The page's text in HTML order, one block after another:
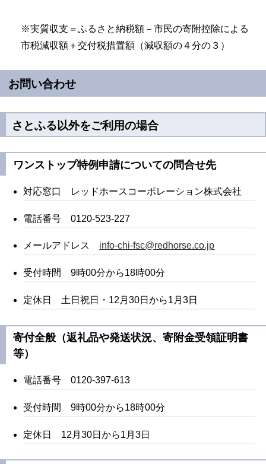
※実質収支＝ふるさと納税額－市民の寄附控除による
市税減収額＋交付税措置額（減収額の４分の３）
お問い合わせ
さとふる以外をご利用の場合
ワンストップ特例申請についての問合せ先
対応窓口 レッドホースコーポレーション株式会社
電話番号 0120-523-227
メールアドレス info-chi-fsc@redhorse.co.jp
受付時間 9時00分から18時00分
定休日 土日祝日・12月30日から1月3日
寄付全般（返礼品や発送状況、寄附金受領証明書
等）
電話番号 0120-397-613
受付時間 9時00分から18時00分
定休日 12月30日から1月3日